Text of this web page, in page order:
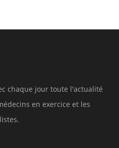
chaque jour toute l'actualité
en exercice et les